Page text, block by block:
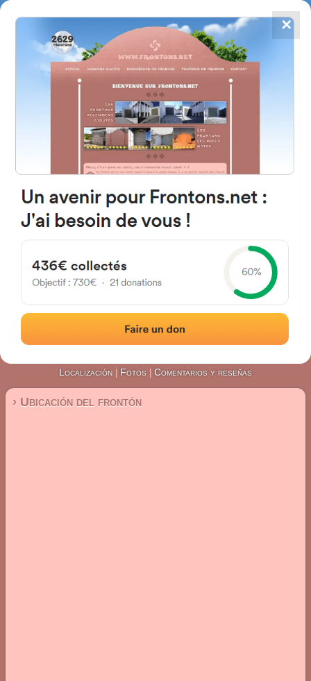
FRONTONS.NET
BUSCAR UN FRONTÓN
AÑADIR UN FRONTÓN
4784
frontones
Cerezo De Rio Tiron 09270
Cerezo de Río Tirón, Burgos
Spain
Frontón de pared izquierda
Localización Fotos Comentarios y reseñas
› Ubicación del frontón
✕